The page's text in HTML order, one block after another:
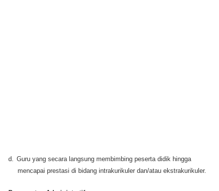
d.
Guru yang secara langsung membimbing peserta didik hingga
mencapai prestasi di bidang intrakurikuler dan/atau ekstrakurikuler.